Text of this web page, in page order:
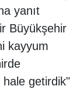
yanıt
Büyükşehir
kayyum
hale getirdik"